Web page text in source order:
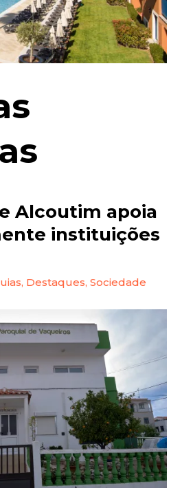
Alcoutim apoia
instituições
, Destaques,Sociedade